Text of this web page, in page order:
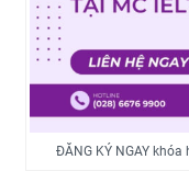
ĐĂNG KÝ NGAY khóa